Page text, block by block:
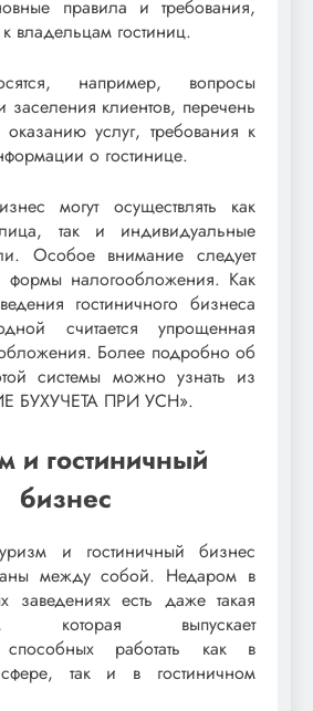
правила и требования,
владельцам гостиниц.
например, вопросы
клиентов, перечень
оказанию услуг, требования к
о гостинице.
могут осуществлять как
так и индивидуальные
Особое внимание следует
формы налогообложения. Как
гостиничного бизнеса
считается упрощенная
Более подробно об
системы можно узнать из
БУХУЧЕТА ПРИ УСН».
и гостиничный
бизнес
и гостиничный бизнес
между собой. Недаром в
заведениях есть даже такая
которая выпускает
способных работать как в
сфере, так и в гостиничном